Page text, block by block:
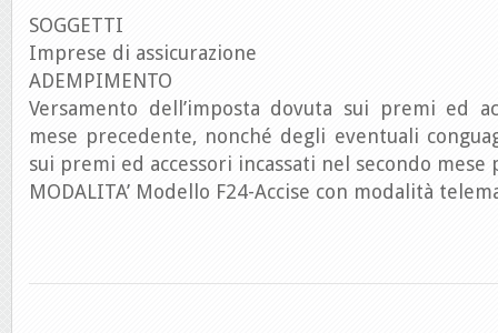
SOGGETTI
Imprese di assicurazione
ADEMPIMENTO
Versamento dell’imposta dovuta sui premi ed
mese precedente, nonché degli eventuali
sui premi ed accessori incassati nel secondo mese
MODALITA’ Modello F24-Accise con modalità